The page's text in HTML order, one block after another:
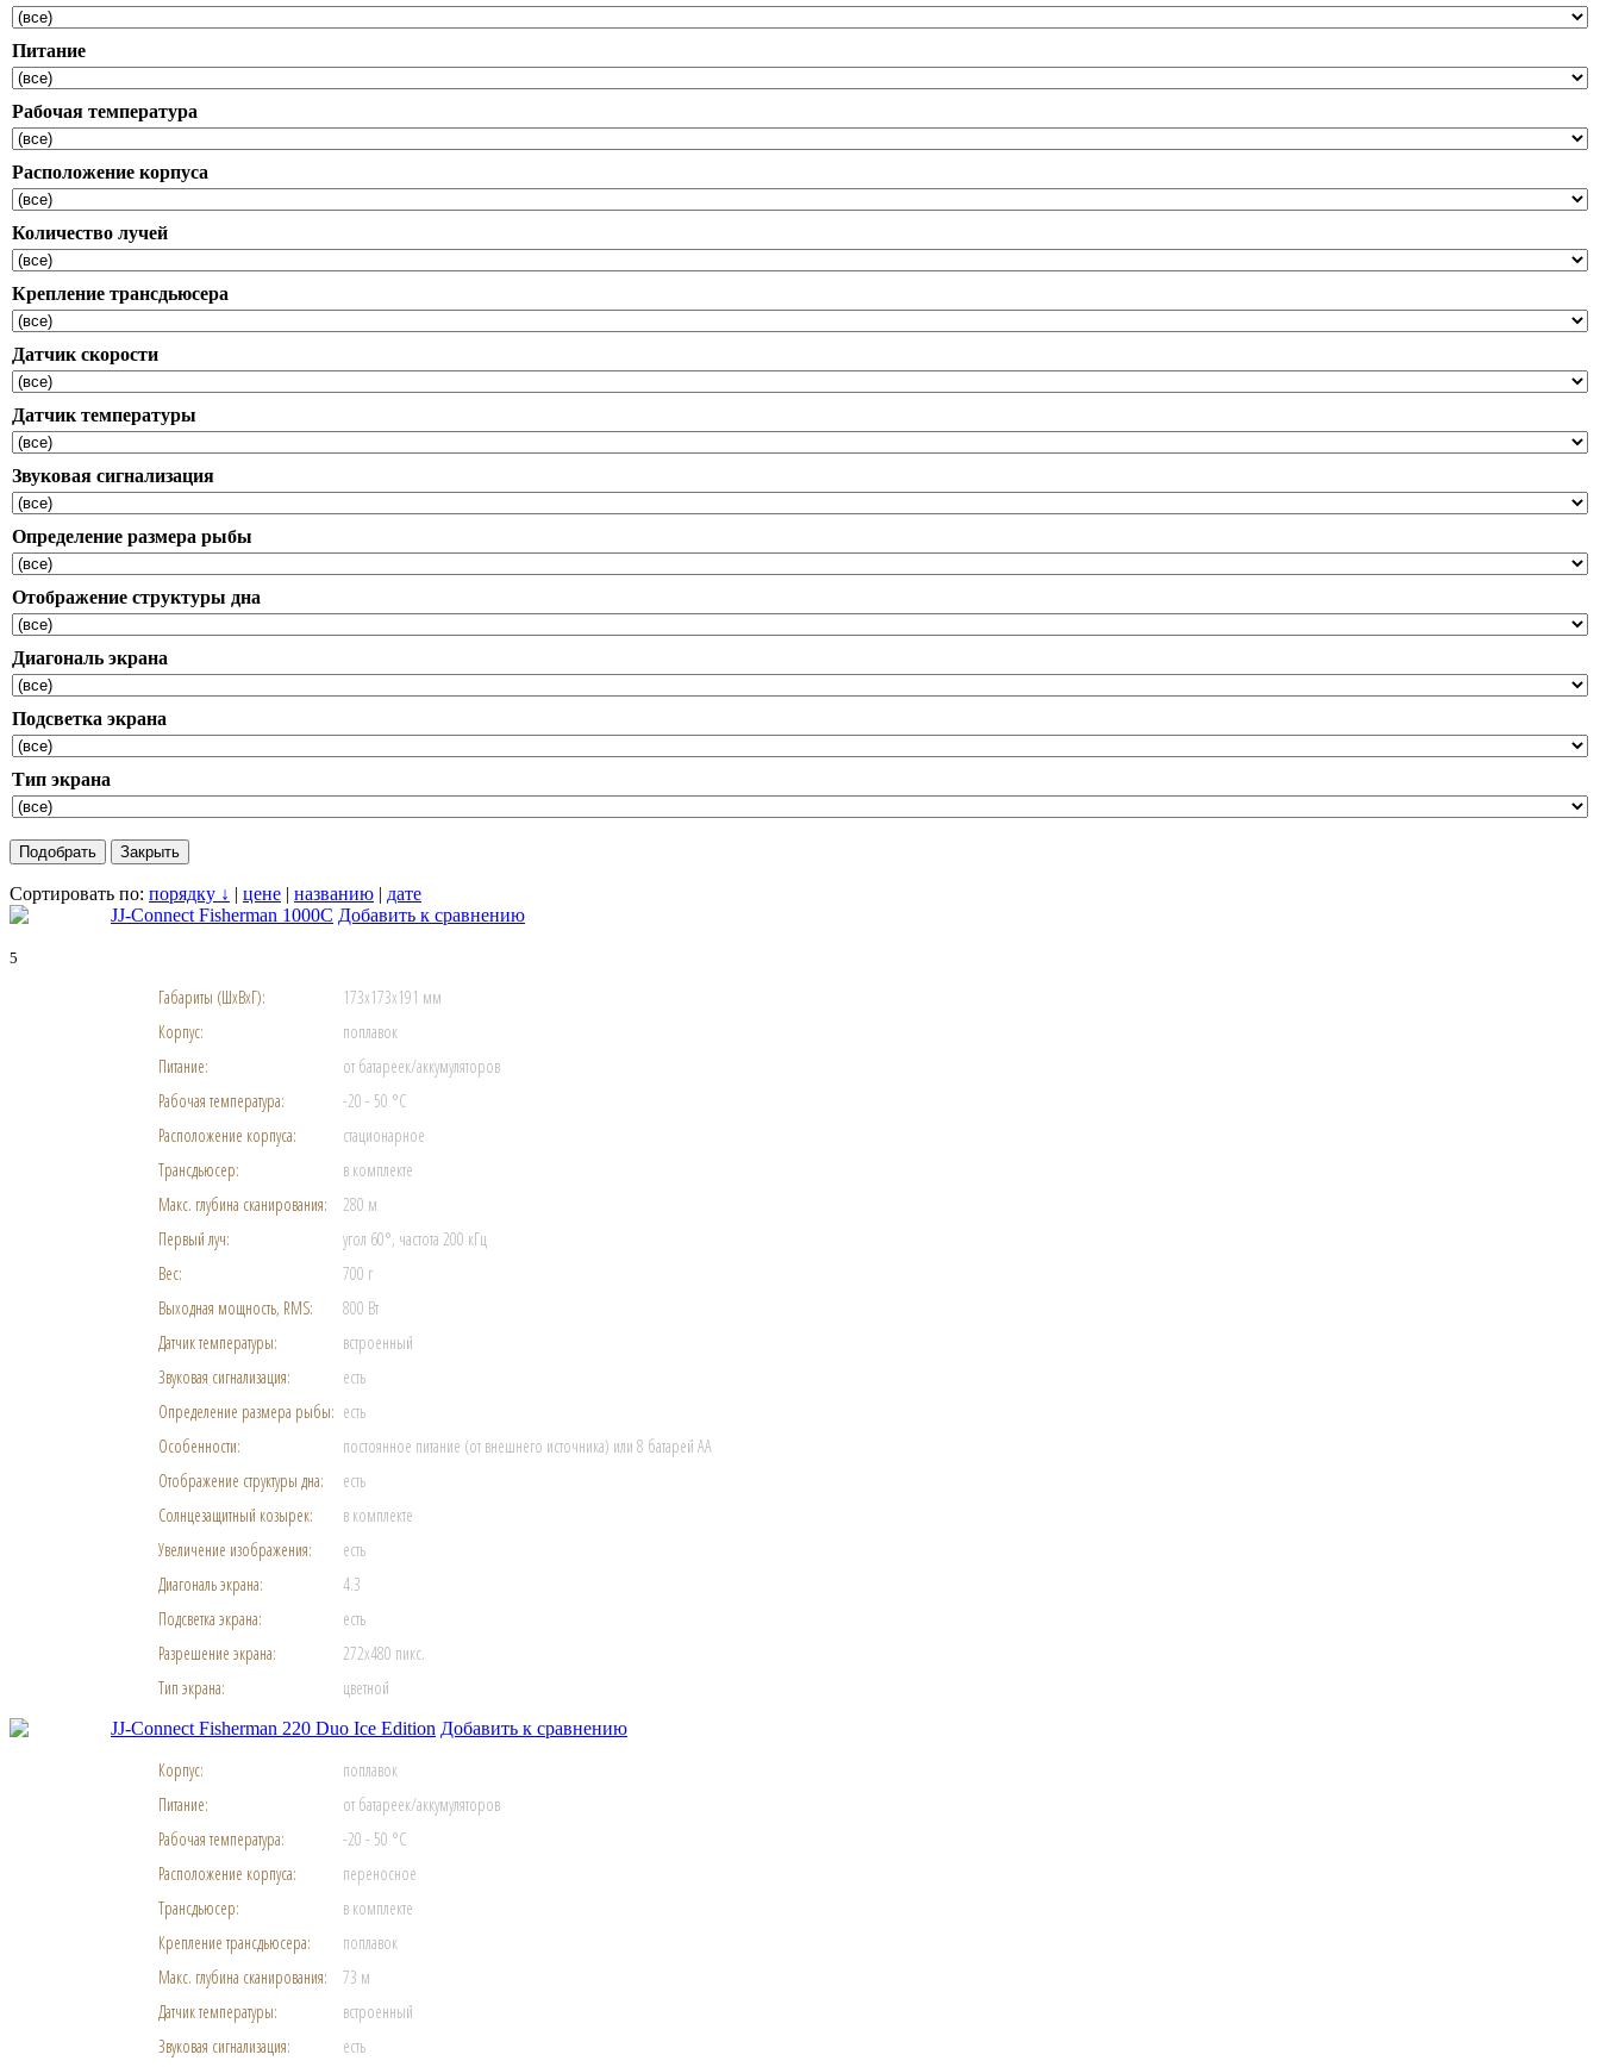
Питание
Рабочая температура
Расположение корпуса
Количество лучей
Крепление трансдьюсера
Датчик скорости
Датчик температуры
Звуковая сигнализация
Определение размера рыбы
Отображение структуры дна
Диагональ экрана
Подсветка экрана
Тип экрана
Сортировать по: порядку ↓ | цене | названию | дате
5
JJ-Connect Fisherman 1000C Добавить к сравнению
Габариты (ШхВхГ):
173x173x191 мм
Корпус:
поплавок
Питание:
от батареек/аккумуляторов
Рабочая температура:
-20 - 50 °C
Расположение корпуса:
стационарное
Трансдьюсер:
в комплекте
Макс. глубина сканирования:
280 м
Первый луч:
угол 60°, частота 200 кГц
Вес:
700 г
Выходная мощность, RMS:
800 Вт
Датчик температуры:
встроенный
Звуковая сигнализация:
есть
Определение размера рыбы: есть
Особенности:
постоянное питание (от внешнего источника) или 8 батарей АА
Отображение структуры дна:
есть
Солнцезащитный козырек:
в комплекте
Увеличение изображения:
есть
Диагональ экрана:
4.3
Подсветка экрана:
есть
Разрешение экрана:
272x480 пикс.
Тип экрана:
цветной
JJ-Connect Fisherman 220 Duo Ice Edition Добавить к сравнению
Корпус:
поплавок
Питание:
от батареек/аккумуляторов
Рабочая температура:
-20 - 50 °C
Расположение корпуса:
переносное
Трансдьюсер:
в комплекте
Крепление трансдьюсера:
поплавок
Макс. глубина сканирования:
73 м
Датчик температуры:
встроенный
Звуковая сигнализация:
есть